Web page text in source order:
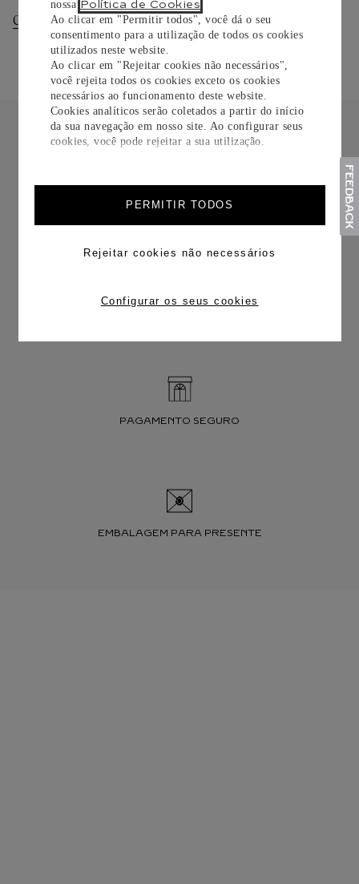
nossa Política de Cookies
Ao clicar em "Permitir todos", você dá o seu
consentimento para a utilização de todos os cookies
utilizados neste website.
Ao clicar em "Rejeitar cookies não necessários",
você rejeita todos os cookies exceto os cookies
necessários ao funcionamento deste website.
Cookies analíticos serão coletados a partir do início
da sua navegação em nosso site. Ao configurar seus
cookies, você pode rejeitar a sua utilização.
PERMITIR TODOS
Rejeitar cookies não necessários
Configurar os seus cookies
Consultar Entregas Consultar Devoluções
TROCAS E DEVOLUÇÕES
PAGAMENTO SEGURO
EMBALAGEM PARA PRESENTE